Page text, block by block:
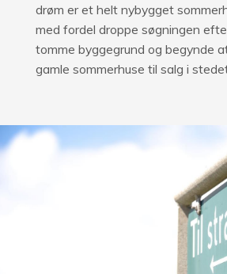
drøm er et helt nybygget
med fordel droppe søgningen
tomme byggegrund og begynde
gamle sommerhuse til salg i